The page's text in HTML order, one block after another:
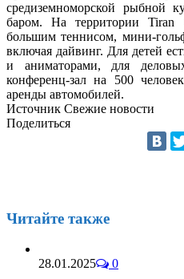
средиземноморской рыбной
баром. На территории Tiran
большим теннисом, мини-
включая дайвинг. Для детей
и аниматорами, для
конференц-зал на 500
аренды автомобилей.
Источник Свежие новости
Поделиться
Читайте также
28.01.2025 0